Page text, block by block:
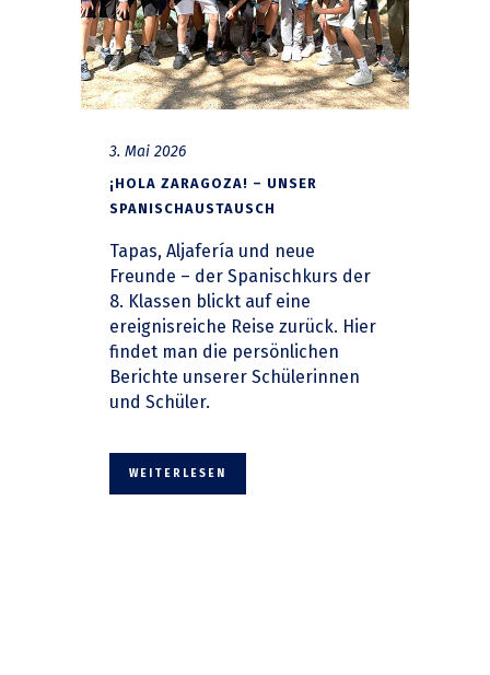
3. Mai 2026
¡HOLA ZARAGOZA! – UNSER
SPANISCHAUSTAUSCH
Tapas, Aljafería und neue
Freunde – der Spanischkurs der
8. Klassen blickt auf eine
ereignisreiche Reise zurück. Hier
findet man die persönlichen
Berichte unserer Schülerinnen
und Schüler.
WEITERLESEN